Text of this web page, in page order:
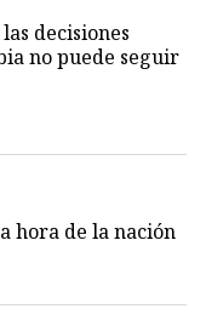
decisiones
no puede seguir
hora de la nación